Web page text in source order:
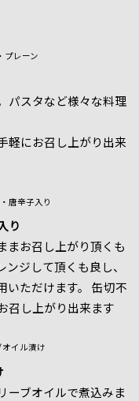
パスタなど様々な料理
軽にお召し上がり出来
り
まお召し上がり頂くも
ジして頂くも良し、
いただけます。 缶切不
召し上がり出来ます
ーブオイルで煮込みま